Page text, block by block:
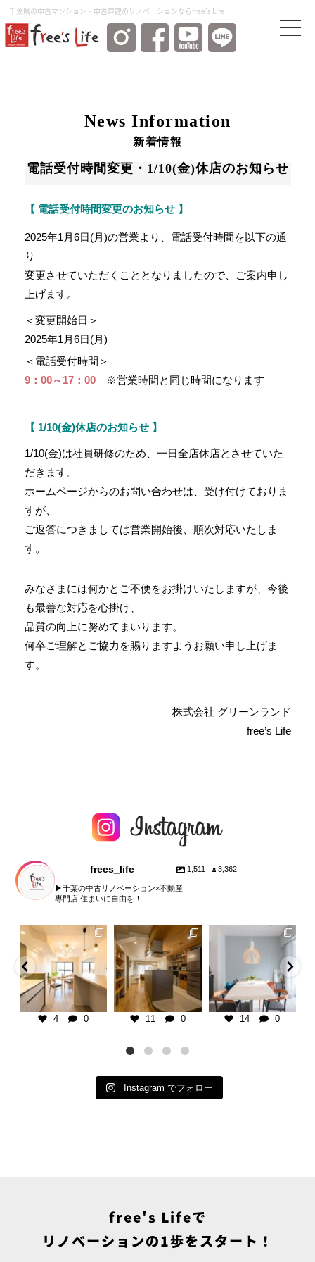
千葉県の中古マンション・中古⼾建のリノベーションならfree's Life
News Information
新着情報
電話受付時間変更・1/10(金)休店のお知らせ
【 電話受付時間変更のお知らせ 】
2025年1月6日(月)の営業より、電話受付時間を以下の通
り
変更させていただくこととなりましたので、ご案内申し
上げます。
＜変更開始日＞
2025年1月6日(月)
＜電話受付時間＞
9：00～17：00※営業時間と同じ時間になります
【 1/10(金)休店のお知らせ 】
1/10(金)は社員研修のため、一日全店休店とさせていた
だきます。
ホームページからのお問い合わせは、受け付けておりま
すが、
ご返答につきましては営業開始後、順次対応いたしま
す。
みなさまには何かとご不便をお掛けいたしますが、今後
も最善な対応を心掛け、
品質の向上に努めてまいります。
何卒ご理解とご協力を賜りますようお願い申し上げま
す。
株式会社 グリーンランド
free’s Life
frees_life 1,511 3,362
▶︎千葉の中古リノベーション×不動産
専門店 住まいに自由を！
らし】
ンション
をベースにし
ンな住
広く、置き
frees_life
千葉県の不動産×中古リノベ専門
店
＿＿＿＿＿＿＿＿＿＿＿＿＿＿＿
＿＿＿＿
ご相談・お見積りは @frees_life
└プロフィールリンクよりお気軽
に♪
└LINEで簡単相談もできます！
└お電話でも承ります
千葉県習志野市奏の杜1-2-6
4 0
frees_life
板張り天井で暮らしに温かみをプ
ラス。
マンションリノベーションなら、
古い空間も自分好みにアップデー
ト可能です。
千葉県の不動産×中古リノベ専門
店
＿＿＿＿＿＿＿＿＿＿＿＿＿＿＿
└プロフィールリンクよりお気軽
■...
11 0
frees_life
【子育て期を楽しむ家
107㎡/マンション/1SLDK
インテリアは、カラフルな
り入れた楽し気な雰囲気と
クカラーを用いた大人の雰
のミックスコーディネー
包み込むような柔らかなピ
14 0
Instagram でフォロー
free's Lifeで
リノベーションの1歩をスタート！